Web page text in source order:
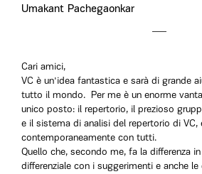
Umakant Pachegaonkar
Cari amici,
VC è un'idea fantastica e sarà di grande
tutto il mondo. Per me è un enorme
unico posto: il repertorio, il prezioso
e il sistema di analisi del repertorio di VC,
contemporaneamente con tutti.
Quello che, secondo me, fa la differenza
differenziale con i suggerimenti e anche